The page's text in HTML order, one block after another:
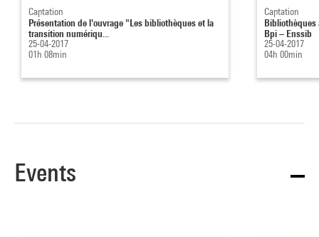
Captation
Présentation de l'ouvrage "Les bibliothèques et la
transition numériqu...
25-04-2017
01h 08min
Captation
Bibliothèques
Bpi – Enssib
25-04-2017
04h 00min
Events